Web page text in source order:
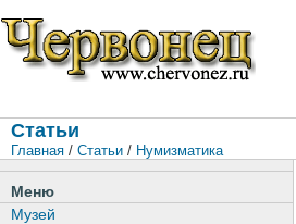
Статьи
Главная / Статьи / Нумизматика
Меню
Музей